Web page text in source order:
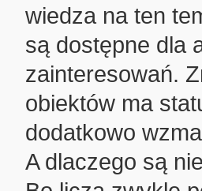
wiedza na ten
są dostępne dla
zainteresowań.
obiektów ma
dodatkowo
A dlaczego są